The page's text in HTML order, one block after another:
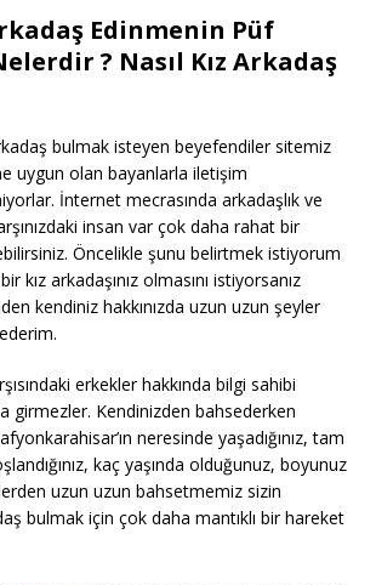
Edinmenin Püf
? Nasıl Kız Arkadaş
bulmak isteyen beyefendiler sitemiz
uygun olan bayanlarla iletişim
İnternet mecrasında arkadaşlık ve
insan var çok daha rahat bir
Öncelikle şunu belirtmek istiyorum
kız arkadaşınız olmasını istiyorsanız
kendiniz hakkınızda uzun uzun şeyler
erkekler hakkında bilgi sahibi
girmezler. Kendinizden bahsederken
neresinde yaşadığınız, tam
kaç yaşında olduğunuz, boyunuz
uzun uzun bahsetmemiz sizin
bulmak için çok daha mantıklı bir hareket